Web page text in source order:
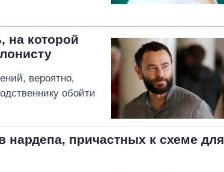
на которой
вероятно,
обойти
нардепа, причастных к схеме для